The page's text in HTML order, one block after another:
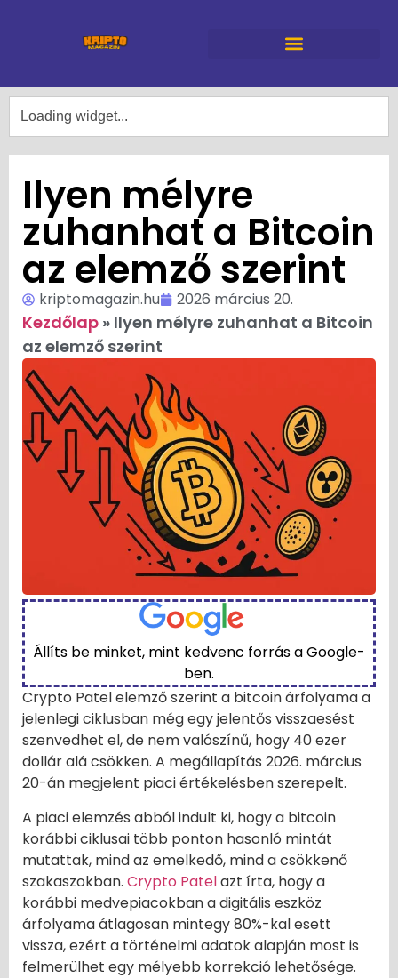
Ilyen mélyre
zuhanhat a Bitcoin
az elemző szerint
kriptomagazin.hu 2026 március 20.
Kezdőlap » Ilyen mélyre zuhanhat a Bitcoin
az elemző szerint
Állíts be minket, mint kedvenc forrás a Google-
ben.
Crypto Patel elemző szerint a bitcoin árfolyama a
jelenlegi ciklusban még egy jelentős visszaesést
szenvedhet el, de nem valószínű, hogy 40 ezer
dollár alá csökken. A megállapítás 2026. március
20-án megjelent piaci értékelésben szerepelt.
A piaci elemzés abból indult ki, hogy a bitcoin
korábbi ciklusai több ponton hasonló mintát
mutattak, mind az emelkedő, mind a csökkenő
szakaszokban. Crypto Patelazt írta, hogy a
korábbi medvepiacokban a digitális eszköz
árfolyama átlagosan mintegy 80%-kal esett
vissza, ezért a történelmi adatok alapján most is
felmerülhet egy mélyebb korrekció lehetősége.